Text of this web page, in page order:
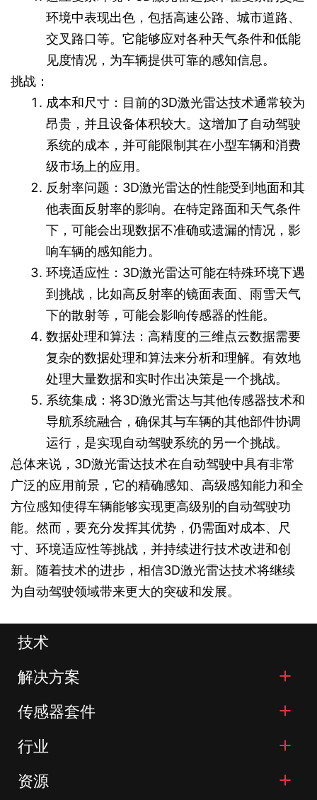
环境中表现出色，包括高速公路、城市道路、
交叉路口等。它能够应对各种天气条件和低能
见度情况，为车辆提供可靠的感知信息。
挑战：
成本和尺寸：目前的3D激光雷达技术通常较为
昂贵，并且设备体积较大。这增加了自动驾驶
系统的成本，并可能限制其在小型车辆和消费
级市场上的应用。
反射率问题：3D激光雷达的性能受到地面和其
他表面反射率的影响。在特定路面和天气条件
下，可能会出现数据不准确或遗漏的情况，影
响车辆的感知能力。
环境适应性：3D激光雷达可能在特殊环境下遇
到挑战，比如高反射率的镜面表面、雨雪天气
下的散射等，可能会影响传感器的性能。
数据处理和算法：高精度的三维点云数据需要
复杂的数据处理和算法来分析和理解。有效地
处理大量数据和实时作出决策是一个挑战。
系统集成：将3D激光雷达与其他传感器技术和
导航系统融合，确保其与车辆的其他部件协调
运行，是实现自动驾驶系统的另一个挑战。
总体来说，3D激光雷达技术在自动驾驶中具有非常
广泛的应用前景，它的精确感知、高级感知能力和全
方位感知使得车辆能够实现更高级别的自动驾驶功
能。然而，要充分发挥其优势，仍需面对成本、尺
寸、环境适应性等挑战，并持续进行技术改进和创
新。随着技术的进步，相信3D激光雷达技术将继续
为自动驾驶领域带来更大的突破和发展。
技术
解决方案
传感器套件
行业
资源